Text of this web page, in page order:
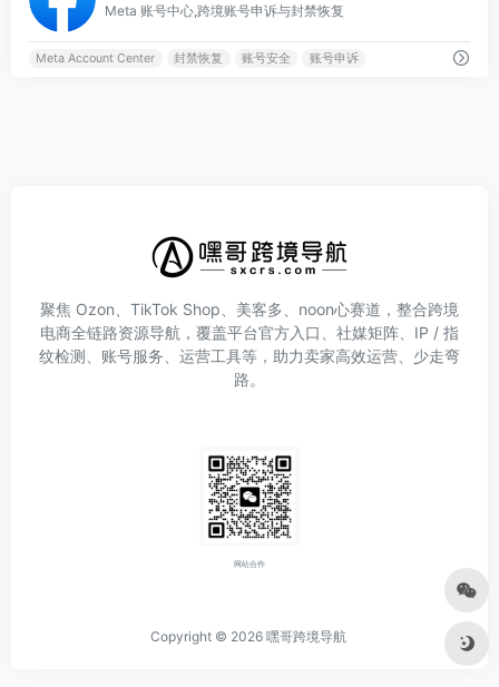
Meta 账号中心,跨境账号申诉与封禁恢复
Meta Account Center 封禁恢复 账号安全 账号申诉
聚焦 Ozon、TikTok Shop、美客多、noon心赛道，整合跨境
电商全链路资源导航，覆盖平台官方入口、社媒矩阵、IP / 指
纹检测、账号服务、运营工具等，助力卖家高效运营、少走弯
路。
网站合作
Copyright © 2026 嘿哥跨境导航